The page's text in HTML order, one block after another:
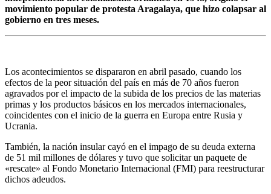
movimiento popular de protesta Aragalaya, que hizo colapsar al
gobierno en tres meses.
Los acontecimientos se dispararon en abril pasado, cuando los
efectos de la peor situación del país en más de 70 años fueron
agravados por el impacto de la subida de los precios de las materias
primas y los productos básicos en los mercados internacionales,
coincidentes con el inicio de la guerra en Europa entre Rusia y
Ucrania.
También, la nación insular cayó en el impago de su deuda externa
de 51 mil millones de dólares y tuvo que solicitar un paquete de
«rescate» al Fondo Monetario Internacional (FMI) para reestructurar
dichos adeudos.